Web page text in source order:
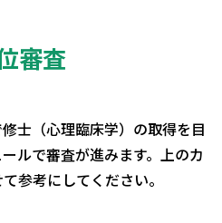
審査
士（心理臨床学）の取得を目
ルで審査が進みます。上のカ
参考にしてください。